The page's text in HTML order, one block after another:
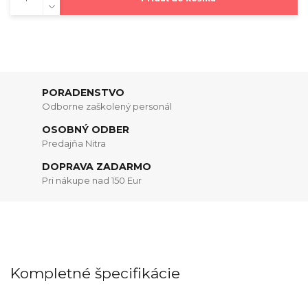
PORADENSTVO
Odborne zaškolený personál
OSOBNÝ ODBER
Predajňa Nitra
DOPRAVA ZADARMO
Pri nákupe nad 150 Eur
Kompletné špecifikácie